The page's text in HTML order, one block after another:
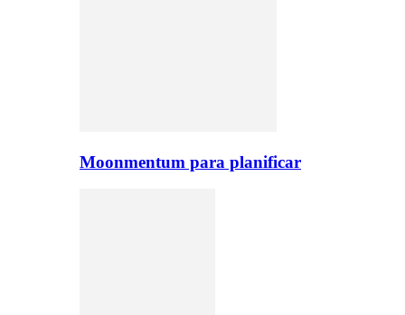
Moonmentum para planificar